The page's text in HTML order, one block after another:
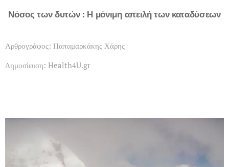
Νόσος των δυτών : Η μόνιμη απειλή των καταδύσεων
Αρθρογράφος: Παπαμαρκάκης Χάρης
Δημοσίευση: Health4U.gr